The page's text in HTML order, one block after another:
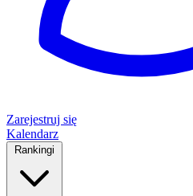
Zarejestruj się
Kalendarz
Rankingi